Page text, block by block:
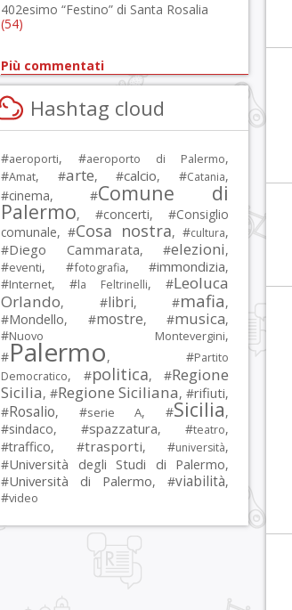
402esimo “Festino” di Santa Rosalia
(54)
Più commentati
Hashtag cloud
#aeroporti, #aeroporto di Palermo,
#Amat, #arte, #calcio, #Catania,
#cinema, #Comune di
Palermo, #concerti, #Consiglio
comunale, #Cosa nostra, #cultura,
#Diego Cammarata, #elezioni,
#eventi, #fotografia, #immondizia,
#Internet, #la Feltrinelli, #Leoluca
Orlando, #libri, #mafia,
#Mondello, #mostre, #musica,
#Nuovo Montevergini,
#Palermo, #Partito
Democratico, #politica, #Regione
Sicilia, #Regione Siciliana, #rifiuti,
#Rosalio, #serie A, #Sicilia,
#sindaco, #spazzatura, #teatro,
#traffico, #trasporti, #università,
#Università degli Studi di Palermo,
#Università di Palermo, #viabilità,
#video